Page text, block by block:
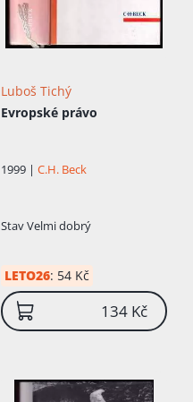
Luboš Tichý
Evropské právo
1999 | C.H. Beck
StavVelmi dobrý
LETO26: 54 Kč
134 Kč